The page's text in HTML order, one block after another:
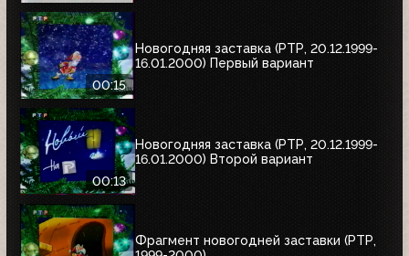
00:15
Новогодняя заставка (РТР, 20.12.1999-
16.01.2000) Первый вариант
00:13
Новогодняя заставка (РТР, 20.12.1999-
16.01.2000) Второй вариант
Фрагмент новогодней заставки (РТР,